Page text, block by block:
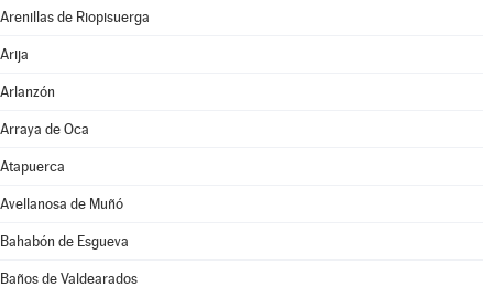
Arenillas de Riopisuerga
Arija
Arlanzón
Arraya de Oca
Atapuerca
Avellanosa de Muñó
Bahabón de Esgueva
Baños de Valdearados